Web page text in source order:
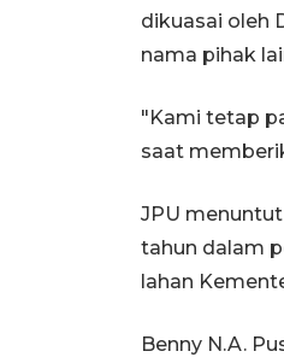
dikuasai oleh
nama pihak
"Kami tetap
saat
JPU
tahun dalam
lahan
Benny N.A.